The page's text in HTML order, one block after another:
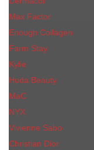
Max Factor
Enough Collagen
Farm Stay
Kylie
Huda Beauty
МаС
NYX
Vivienne Sabo
Сhristiаn Diоr